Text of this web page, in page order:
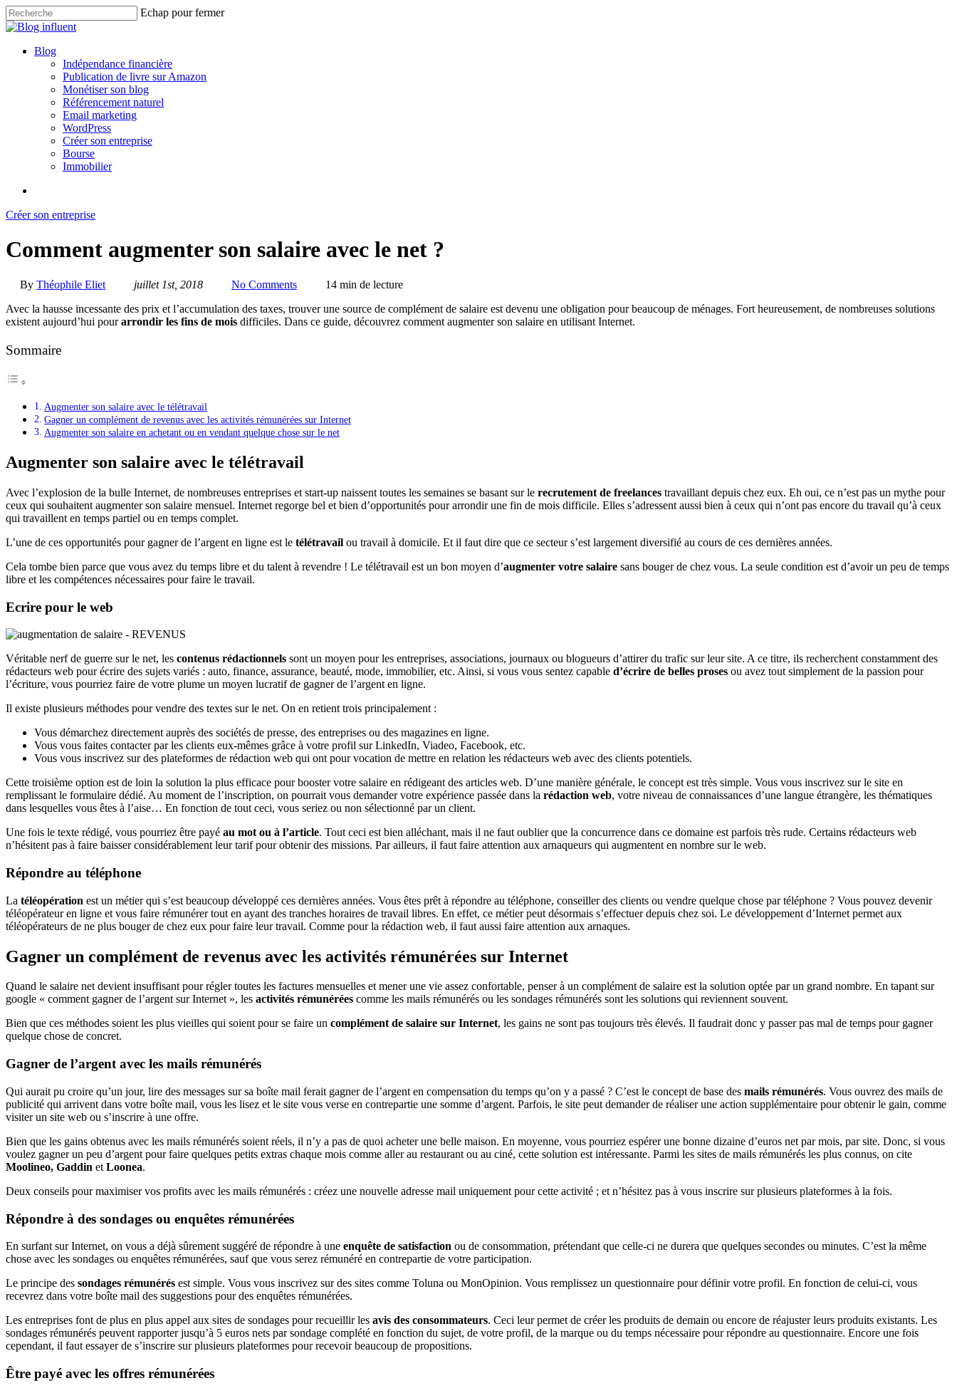
Skip
to
content
Echap pour fermer
Close
search
Menu
Blog
Indépendance financière
Publication de livre sur Amazon
Monétiser son blog
Référencement naturel
Email marketing
WordPress
Créer son entreprise
Bourse
Immobilier
Créer son entreprise
Comment augmenter son salaire avec le net ?
By Théophile Eliet juillet 1st, 2018 No Comments
14 min de lecture
Avec la hausse incessante des prix et l’accumulation des taxes, trouver une source de complément de salaire est devenu une obligation pour beaucoup de ménages. Fort heureusement, de nombreuses solutions
existent aujourd’hui pourarrondir les fins de mois difficiles. Dans ce guide, découvrez comment augmenter son salaire en utilisant Internet.
Sommaire
Augmenter son salaire avec le télétravail
Gagner un complément de revenus avec les activités rémunérées sur Internet
Augmenter son salaire en achetant ou en vendant quelque chose sur le net
Augmenter son salaire avec le télétravail
Avec l’explosion de la bulle Internet, de nombreuses entreprises et start-up naissent toutes les semaines se basant sur le recrutement de freelances travaillant depuis chez eux. Eh oui, ce n’est pas un mythe pour
ceux qui souhaitent augmenter son salaire mensuel. Internet regorge bel et bien d’opportunités pour arrondir une fin de mois difficile. Elles s’adressent aussi bien à ceux qui n’ont pas encore du travail qu’à ceux
qui travaillent en temps partiel ou en temps complet.
L’une de ces opportunités pour gagner de l’argent en ligne est le télétravail ou travail à domicile. Et il faut dire que ce secteur s’est largement diversifié au cours de ces dernières années.
Cela tombe bien parce que vous avez du temps libre et du talent à revendre ! Le télétravail est un bon moyen d’augmenter votre salaire sans bouger de chez vous. La seule condition est d’avoir un peu de temps
libre et les compétences nécessaires pour faire le travail.
Ecrire pour le web
Véritable nerf de guerre sur le net, les contenus rédactionnels sont un moyen pour les entreprises, associations, journaux ou blogueurs d’attirer du trafic sur leur site. A ce titre, ils recherchent constamment des
rédacteurs web pour écrire des sujets variés : auto, finance, assurance, beauté, mode, immobilier, etc. Ainsi, si vous vous sentez capable d’écrire de belles proses ou avez tout simplement de la passion pour
l’écriture, vous pourriez faire de votre plume un moyen lucratif de gagner de l’argent en ligne.
Il existe plusieurs méthodes pour vendre des textes sur le net. On en retient trois principalement :
Vous démarchez directement auprès des sociétés de presse, des entreprises ou des magazines en ligne.
Vous vous faites contacter par les clients eux-mêmes grâce à votre profil sur LinkedIn, Viadeo, Facebook, etc.
Vous vous inscrivez sur des plateformes de rédaction web qui ont pour vocation de mettre en relation les rédacteurs web avec des clients potentiels.
Cette troisième option est de loin la solution la plus efficace pour booster votre salaire en rédigeant des articles web. D’une manière générale, le concept est très simple. Vous vous inscrivez sur le site en
remplissant le formulaire dédié. Au moment de l’inscription, on pourrait vous demander votre expérience passée dans la rédaction web, votre niveau de connaissances d’une langue étrangère, les thématiques
dans lesquelles vous êtes à l’aise… En fonction de tout ceci, vous seriez ou non sélectionné par un client.
Une fois le texte rédigé, vous pourriez être payé au mot ou à l’article. Tout ceci est bien alléchant, mais il ne faut oublier que la concurrence dans ce domaine est parfois très rude. Certains rédacteurs web
n’hésitent pas à faire baisser considérablement leur tarif pour obtenir des missions. Par ailleurs, il faut faire attention aux arnaqueurs qui augmentent en nombre sur le web.
Répondre au téléphone
La téléopération est un métier qui s’est beaucoup développé ces dernières années. Vous êtes prêt à répondre au téléphone, conseiller des clients ou vendre quelque chose par téléphone ? Vous pouvez devenir
téléopérateur en ligne et vous faire rémunérer tout en ayant des tranches horaires de travail libres. En effet, ce métier peut désormais s’effectuer depuis chez soi. Le développement d’Internet permet aux
téléopérateurs de ne plus bouger de chez eux pour faire leur travail. Comme pour la rédaction web, il faut aussi faire attention aux arnaques.
Gagner un complément de revenus avec les activités rémunérées sur Internet
Quand le salaire net devient insuffisant pour régler toutes les factures mensuelles et mener une vie assez confortable, penser à un complément de salaire est la solution optée par un grand nombre. En tapant sur
google « comment gagner de l’argent sur Internet », les activités rémunérées comme les mails rémunérés ou les sondages rémunérés sont les solutions qui reviennent souvent.
Bien que ces méthodes soient les plus vieilles qui soient pour se faire un complément de salaire sur Internet, les gains ne sont pas toujours très élevés. Il faudrait donc y passer pas mal de temps pour gagner
quelque chose de concret.
Gagner de l’argent avec les mails rémunérés
Qui aurait pu croire qu’un jour, lire des messages sur sa boîte mail ferait gagner de l’argent en compensation du temps qu’on y a passé ? C’est le concept de base des mails rémunérés. Vous ouvrez des mails de
publicité qui arrivent dans votre boîte mail, vous les lisez et le site vous verse en contrepartie une somme d’argent. Parfois, le site peut demander de réaliser une action supplémentaire pour obtenir le gain, comme
visiter un site web ou s’inscrire à une offre.
Bien que les gains obtenus avec les mails rémunérés soient réels, il n’y a pas de quoi acheter une belle maison. En moyenne, vous pourriez espérer une bonne dizaine d’euros net par mois, par site. Donc, si vous
voulez gagner un peu d’argent pour faire quelques petits extras chaque mois comme aller au restaurant ou au ciné, cette solution est intéressante. Parmi les sites de mails rémunérés les plus connus, on cite
Moolineo, Gaddin et Loonea.
Deux conseils pour maximiser vos profits avec les mails rémunérés : créez une nouvelle adresse mail uniquement pour cette activité ; et n’hésitez pas à vous inscrire sur plusieurs plateformes à la fois.
Répondre à des sondages ou enquêtes rémunérées
En surfant sur Internet, on vous a déjà sûrement suggéré de répondre à une enquête de satisfaction ou de consommation, prétendant que celle-ci ne durera que quelques secondes ou minutes. C’est la même
chose avec les sondages ou enquêtes rémunérées, sauf que vous serez rémunéré en contrepartie de votre participation.
Le principe des sondages rémunérés est simple. Vous vous inscrivez sur des sites comme Toluna ou MonOpinion. Vous remplissez un questionnaire pour définir votre profil. En fonction de celui-ci, vous
recevrez dans votre boîte mail des suggestions pour des enquêtes rémunérées.
Les entreprises font de plus en plus appel aux sites de sondages pour recueillir les avis des consommateurs. Ceci leur permet de créer les produits de demain ou encore de réajuster leurs produits existants. Les
sondages rémunérés peuvent rapporter jusqu’à 5 euros nets par sondage complété en fonction du sujet, de votre profil, de la marque ou du temps nécessaire pour répondre au questionnaire. Encore une fois
cependant, il faut essayer de s’inscrire sur plusieurs plateformes pour recevoir beaucoup de propositions.
Être payé avec les offres rémunérées